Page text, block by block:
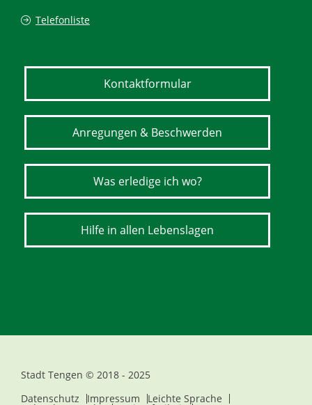
Telefonliste
Kontaktformular
Anregungen & Beschwerden
Was erledige ich wo?
Hilfe in allen Lebenslagen
Stadt Tengen © 2018 - 2025
Datenschutz
Impressum Leichte Sprache